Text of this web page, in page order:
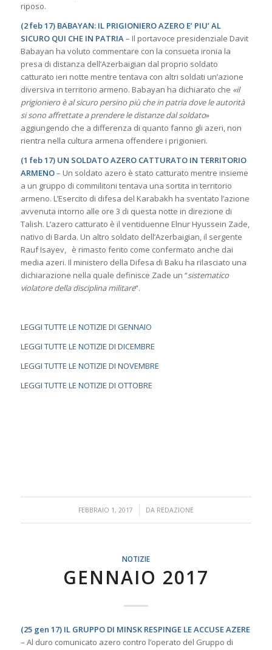
riposo.
(2 feb 17) BABAYAN: IL PRIGIONIERO AZERO E’ PIU’ AL
SICURO QUI CHE IN PATRIA– Il portavoce presidenziale Davit
Babayan ha voluto commentare con la consueta ironia la
presa di distanza dell’Azerbaigian dal proprio soldato
catturato ieri notte mentre tentava con altri soldati un’azione
diversiva in territorio armeno. Babayan ha dichiarato che «il
prigioniero è al sicuro persino più che in patria dove le autorità
si sono affrettate a prendere le distanze dal soldato»
aggiungendo che a differenza di quanto fanno gli azeri, non
rientra nella cultura armena offendere i prigionieri.
(1 feb 17) UN SOLDATO AZERO CATTURATO IN TERRITORIO
ARMENO– Un soldato azero è stato catturato mentre insieme
a un gruppo di commilitoni tentava una sortita in territorio
armeno. L’Esercito di difesa del Karabakh ha sventato l’azione
avvenuta intorno alle ore 3 di questa notte in direzione di
Talish. L’azero catturato è il ventiduenne Elnur Hyussein Zade,
nativo di Barda. Un altro soldato dell’Azerbaigian, il sergente
Rauf Isayev, è rimasto ferito come confermato anche dai
media azeri. Il ministero della Difesa di Baku ha rilasciato una
dichiarazione nella quale definisce Zade un “sistematico
violatore della disciplina militare“.
LEGGI TUTTE LE NOTIZIE DI GENNAIO
LEGGI TUTTE LE NOTIZIE DI DICEMBRE
LEGGI TUTTE LE NOTIZIE DI NOVEMBRE
LEGGI TUTTE LE NOTIZIE DI OTTOBRE
FEBBRAIO 1, 2017
/ DA REDAZIONE
NOTIZIE
GENNAIO 2017
(25 gen 17) IL GRUPPO DI MINSK RESPINGE LE ACCUSE AZERE
– Al duro comunicato azero contro l’operato del Gruppo di